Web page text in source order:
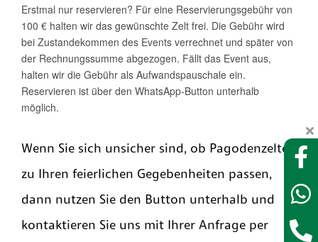
Wenn Sie sich unsicher sind, ob Pagodenzelte
zu Ihren feierlichen Gegebenheiten passen,
dann nutzen Sie den Button unterhalb und
kontaktieren Sie uns mit Ihrer Anfrage per